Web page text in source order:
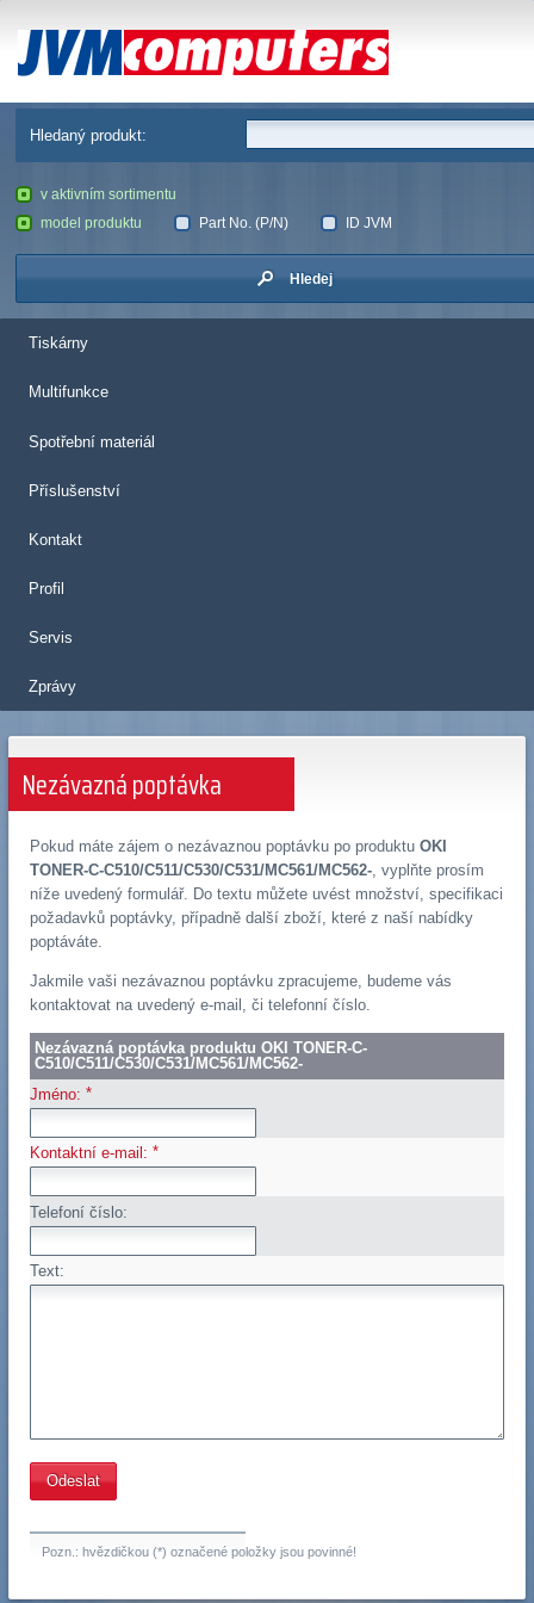
JVM Computers
Hledaný produkt:
v aktivním sortimentu
model produktu
Part No. (P/N) ID JVM
Hledej
Tiskárny
Multifunkce
Spotřební materiál
Příslušenství
Kontakt
Profil
Servis
Zprávy
Nezávazná poptávka
Pokud máte zájem o nezávaznou poptávku po produktu OKI
TONER-C-C510/C511/C530/C531/MC561/MC562-, vyplňte prosím
níže uvedený formulář. Do textu můžete uvést množství, specifikaci
požadavků poptávky, případně další zboží, které z naší nabídky
poptáváte.
Jakmile vaši nezávaznou poptávku zpracujeme, budeme vás
kontaktovat na uvedený e-mail, či telefonní číslo.
Nezávazná poptávka produktu OKI TONER-C-
C510/C511/C530/C531/MC561/MC562-
Jméno: *
Kontaktní e-mail: *
Telefoní číslo:
Text:
Pozn.: hvězdičkou (*) označené položky jsou povinné!